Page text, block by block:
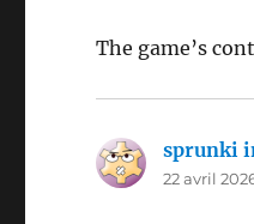
The game’s
sprunki
22 avril